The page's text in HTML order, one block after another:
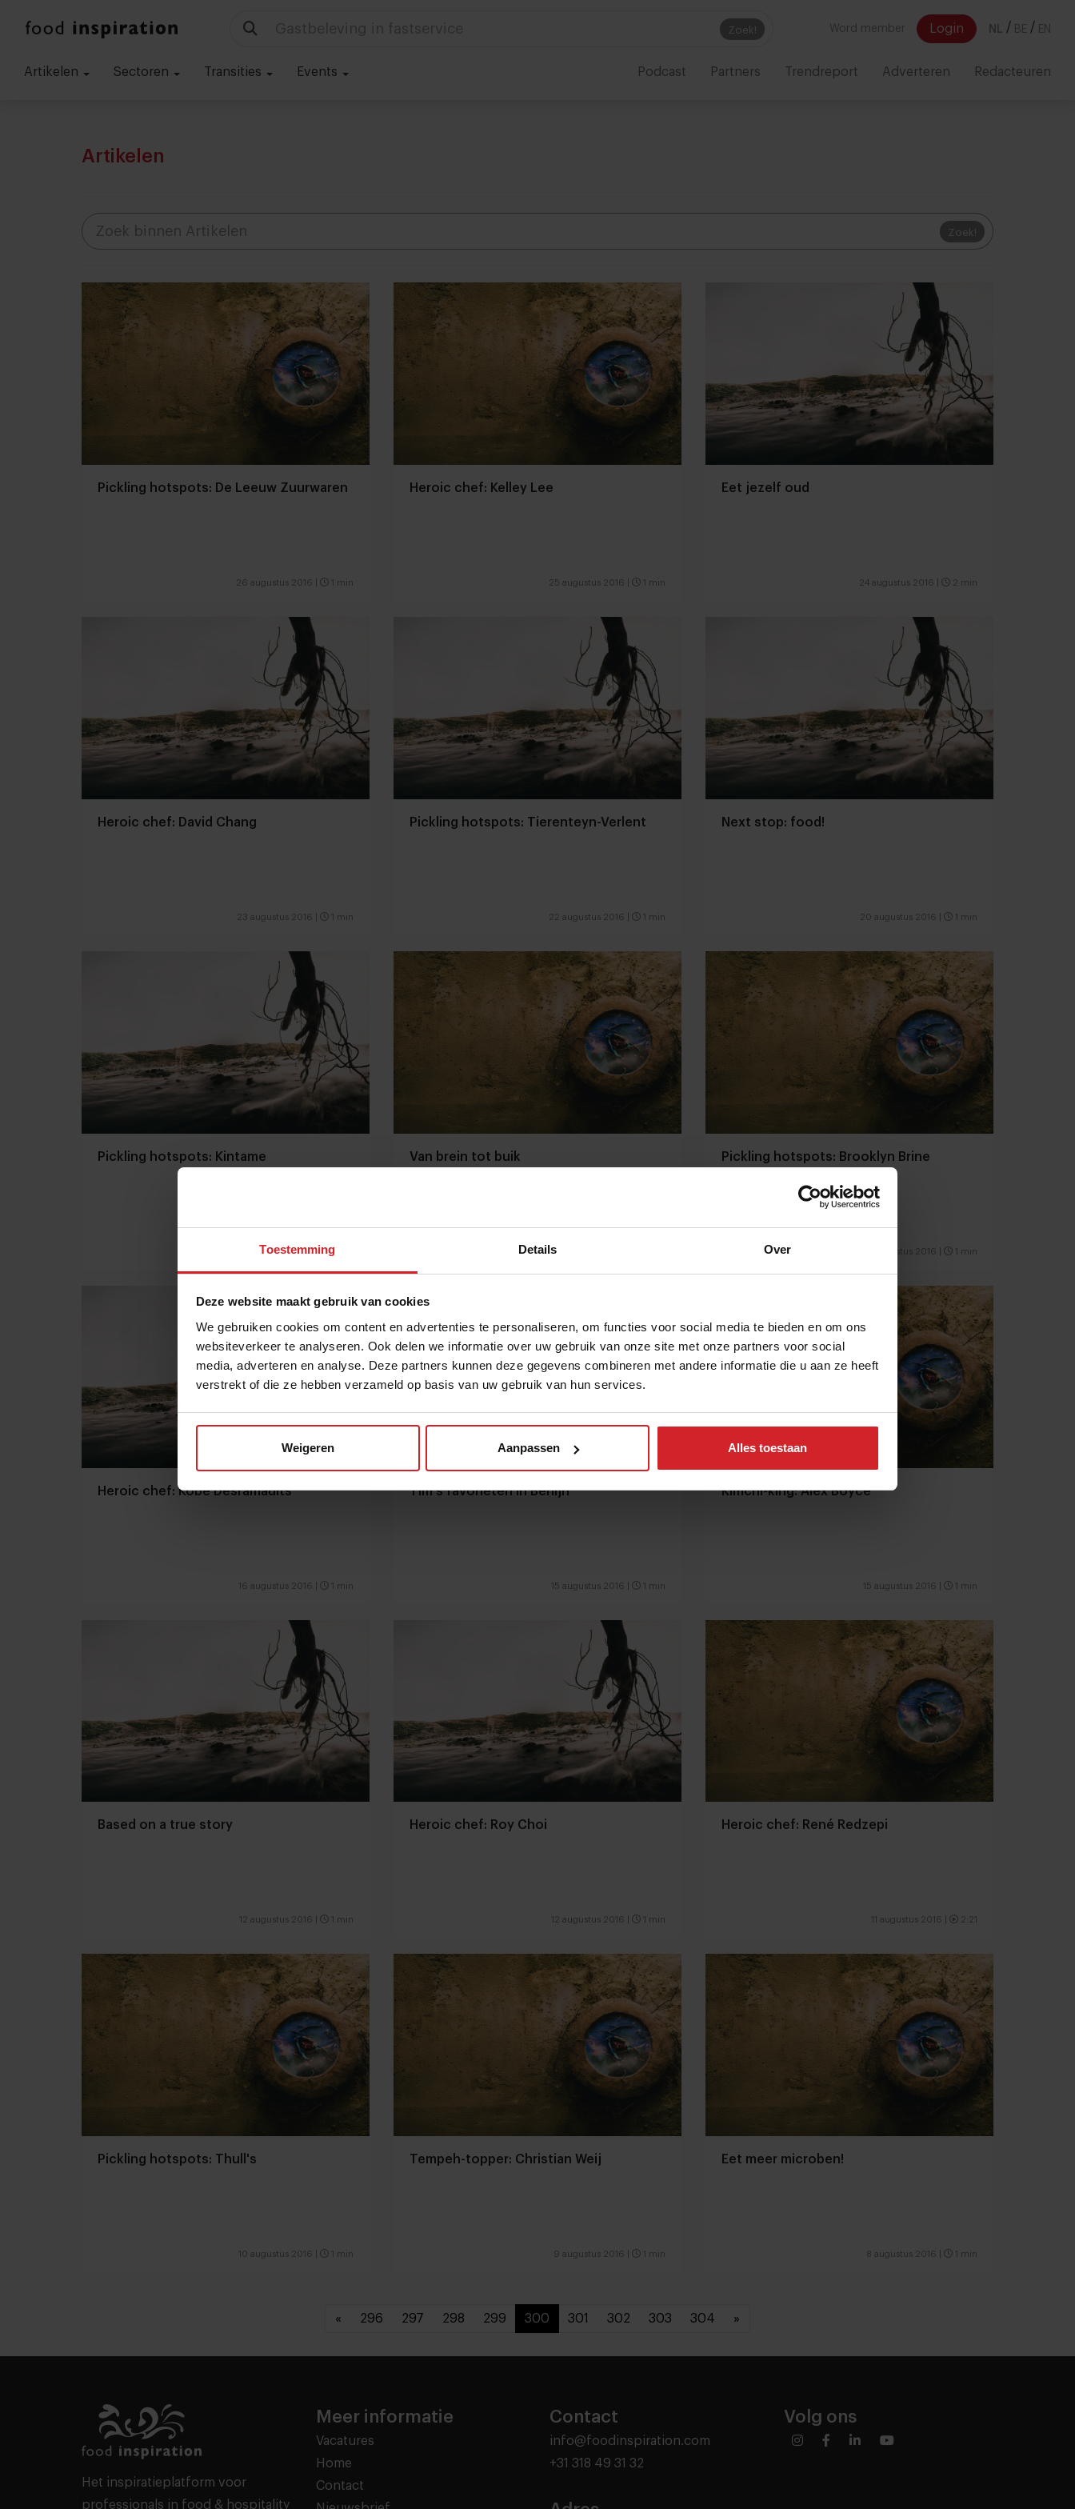
Toestemming Details Over
Deze website maakt gebruik van cookies
We gebruiken cookies om content en advertenties te personaliseren, om functies voor social media te bieden en om ons
websiteverkeer te analyseren. Ook delen we informatie over uw gebruik van onze site met onze partners voor social
media, adverteren en analyse. Deze partners kunnen deze gegevens combineren met andere informatie die u aan ze heeft
verstrekt of die ze hebben verzameld op basis van uw gebruik van hun services.
Weigeren Aanpassen Alles toestaan
Zoek!
Gastbeleving in fastservice Word member Login NL / BE / EN
Artikelen Sectoren Transities Events Podcast Partners Trendreport Adverteren Redacteuren
Artikelen
Zoek!
Pickling hotspots: De Leeuw Zuurwaren
26 augustus 2016 1 min
Heroic chef: Kelley Lee
25 augustus 2016 1 min
Eet jezelf oud
24 augustus 2016 2 min
Heroic chef: David Chang
23 augustus 2016 1 min
Pickling hotspots: Tierenteyn-Verlent
22 augustus 2016 1 min
Next stop: food!
20 augustus 2016 1 min
Pickling hotspots: Kintame
19 augustus 2016| 1 min
Van brein tot buik
18 augustus 2016
Pickling hotspots: Brooklyn Brine
17 augustus 2016 1 min
Heroic chef: Kobe Desramaults
16 augustus 2016 1 min
Tim's favorieten in Berlijn
15 augustus 2016 1 min
Kimchi-king: Alex Boyce
15 augustus 2016 1 min
Based on a true story
12 augustus 2016 1 min
Heroic chef: Roy Choi
12 augustus 2016 1 min
Heroic chef: René Redzepi
11 augustus 2016 2:21
Pickling hotspots: Thull's
10 augustus 2016 1 min
Tempeh-topper: Christian Weij
9 augustus 2016 1 min
Eet meer microben!
8 augustus 2016 1 min
« 296 297 298 299 300 301 302 303 304 »
Het inspiratieplatform voor
professionals in food & hospitality
Meer informatie
Vacatures
Home
Contact
Contact
info@foodinspiration.com
+31 318 49 31 32
Volg ons